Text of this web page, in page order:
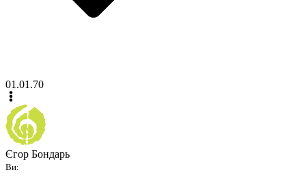
01.01.70
Єгор Бондарь
Ви: